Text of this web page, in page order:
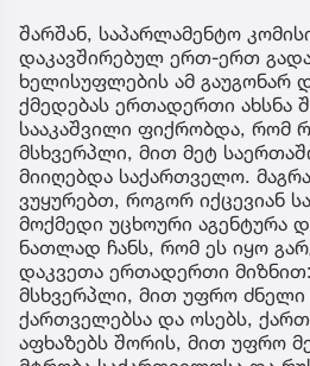
შარშან, საპარლამენტო
დაკავშირებულ ერთ-ერთ
ხელისუფლების ამ გაუგონარ
ქმედებას ერთადერთი ახსნა
სააკაშვილი ფიქრობდა, რომ
მსხვერპლი, მით მეტ
მიიღებდა საქართველო.
ვუყურებთ, როგორ იქცევიან
მოქმედი უცხოური აგენტურა
ნათლად ჩანს, რომ ეს იყო
დაკვეთა ერთადერთი
მსხვერპლი, მით უფრო ძნელი
ქართველებსა და ოსებს,
აფხაზებს შორის, მით უფრო